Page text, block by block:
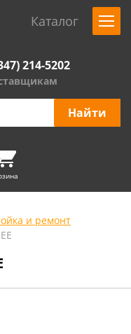
Каталог
214-5202
и ремонт